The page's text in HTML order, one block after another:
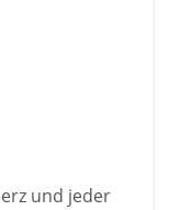
und jeder